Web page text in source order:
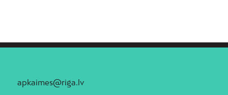
apkaimes@riga.lv